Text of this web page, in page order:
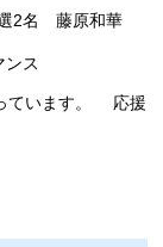
2名 藤原和華
世
ス
ています。 応援